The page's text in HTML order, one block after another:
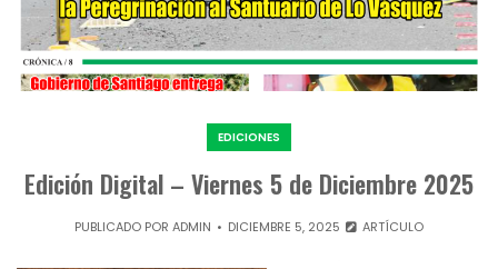
EDICIONES
Edición Digital – Viernes 5 de Diciembre 2025
PUBLICADO PORADMIN DICIEMBRE 5, 2025 ARTÍCULO